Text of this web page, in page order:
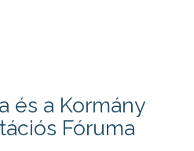
és a Kormány
Fóruma